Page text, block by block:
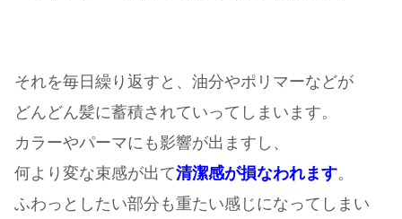
それを毎日繰り返すと、油分やポリマーなどが
どんどん髪に蓄積されていってしまいます。
カラーやパーマにも影響が出ますし、
何より変な束感が出て清潔感が損なわれます。
ふわっとしたい部分も重たい感じになってしまい